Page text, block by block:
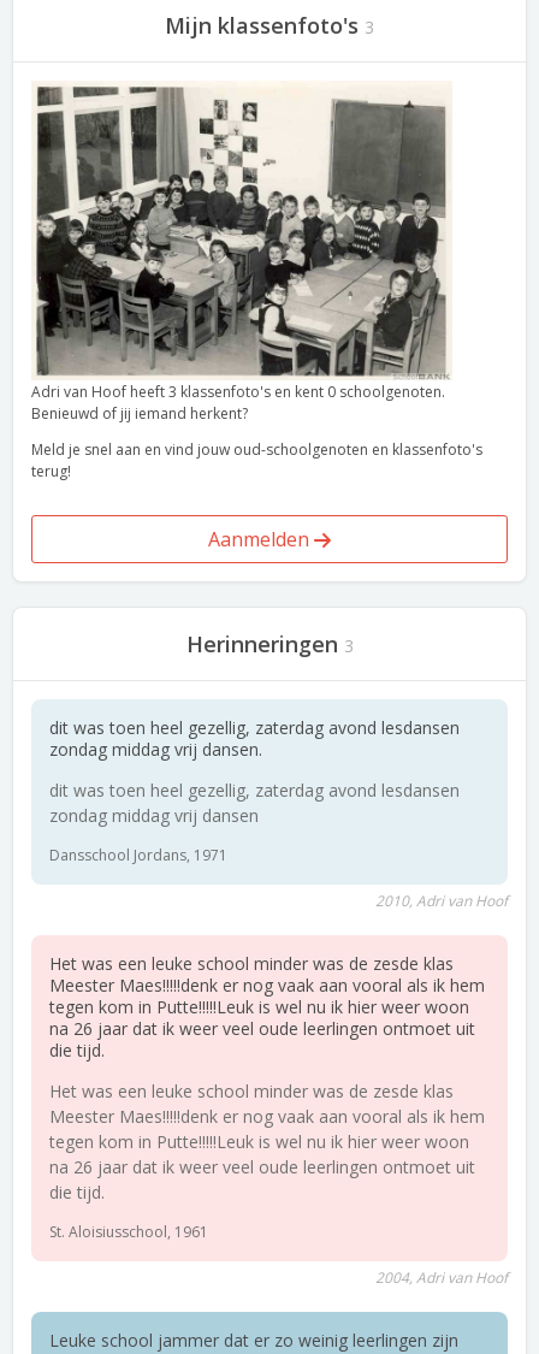
Mijn klassenfoto's 3
Adri van Hoof heeft 3 klassenfoto's en kent 0 schoolgenoten.
Benieuwd of jij iemand herkent?
Meld je snel aan en vind jouw oud-schoolgenoten en klassenfoto's
terug!
Aanmelden
Herinneringen 3
dit was toen heel gezellig, zaterdag avond lesdansen
zondag middag vrij dansen.
dit was toen heel gezellig, zaterdag avond lesdansen
zondag middag vrij dansen
Dansschool Jordans, 1971
2010, Adri van Hoof
Het was een leuke school minder was de zesde klas
Meester Maes!!!!!denk er nog vaak aan vooral als ik hem
tegen kom in Putte!!!!!Leuk is wel nu ik hier weer woon
na 26 jaar dat ik weer veel oude leerlingen ontmoet uit
die tijd.
Het was een leuke school minder was de zesde klas
Meester Maes!!!!!denk er nog vaak aan vooral als ik hem
tegen kom in Putte!!!!!Leuk is wel nu ik hier weer woon
na 26 jaar dat ik weer veel oude leerlingen ontmoet uit
die tijd.
St. Aloisiusschool, 1961
2004, Adri van Hoof
Leuke school jammer dat er zo weinig leerlingen zijn